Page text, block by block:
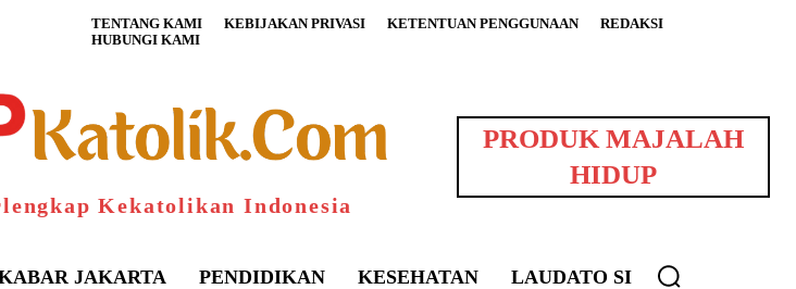
TENTANG KAMI KEBIJAKAN PRIVASI KETENTUAN PENGGUNAAN
REDAKSI
HUBUNGI KAMI
Kekatolikan Indonesia
PRODUK MAJALAH
HIDUP
JAKARTA PENDIDIKAN KESEHATAN LAUDATO SI